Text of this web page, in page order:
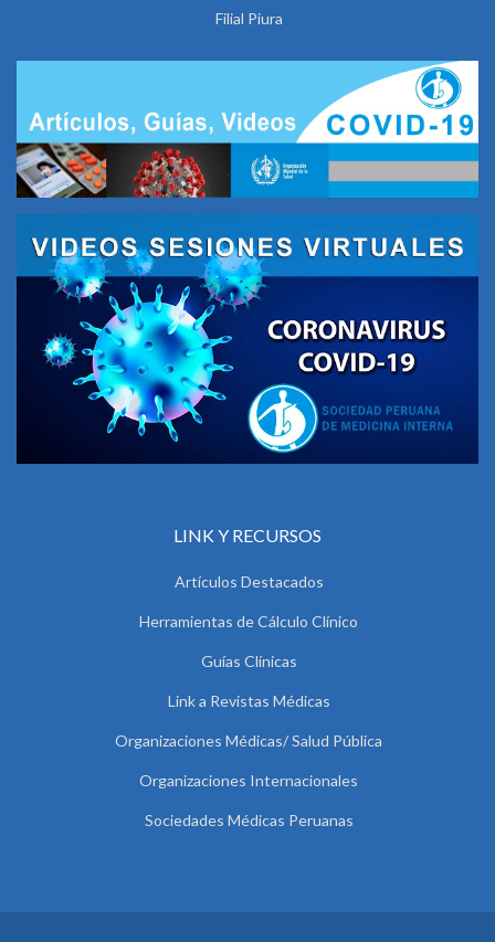
Filial Piura
LINK Y RECURSOS
Artículos Destacados
Herramientas de Cálculo Clínico
Guías Clínicas
Link a Revistas Médicas
Organizaciones Médicas/ Salud Pública
Organizaciones Internacionales
Sociedades Médicas Peruanas